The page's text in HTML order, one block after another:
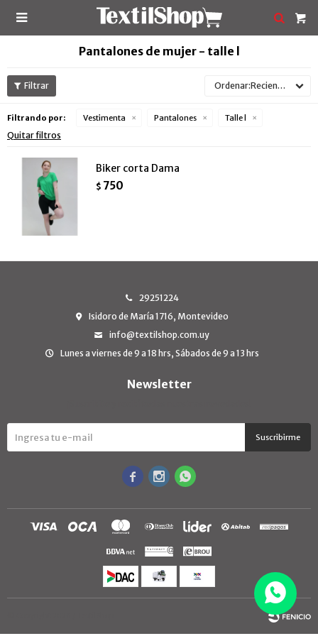

Pantalones de mujer - talle l
Recientes
Filtrando por: Vestimenta Pantalones Talle l
Quitar filtros
Biker corta Dama
$ 750
29251224
Isidoro de María 1716, Montevideo
info@textilshop.com.uy
Lunes a viernes de 9 a 18 hrs, Sábados de 9 a 13 hrs
Newsletter
Suscribirme
  